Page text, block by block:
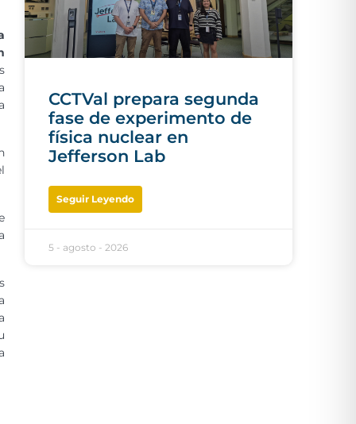
CCTVal prepara segunda
fase de experimento de
física nuclear en
Jefferson Lab
Seguir Leyendo
5 - agosto - 2026